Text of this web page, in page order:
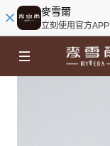
麥雪爾
立刻使用官方APP